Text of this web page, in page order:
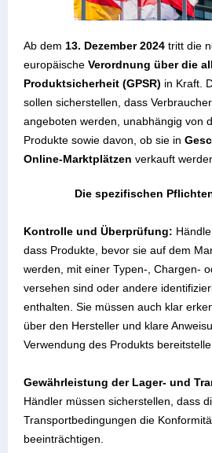
Ab dem 13. Dezember 2024 tritt die
europäische Verordnung über die
Produktsicherheit (GPSR) in Kraft.
sollen sicherstellen, dass
angeboten werden, unabhängig von
Produkte sowie davon, ob sie in
Online-Marktplätzen verkauft
Die spezifischen
Kontrolle und Überprüfung:
dass Produkte, bevor sie auf dem
werden, mit einer Typen-, Chargen-
versehen sind oder andere
enthalten. Sie müssen auch klar
über den Hersteller und klare
Verwendung des Produkts
Gewährleistung der Lager- und
Händler müssen sicherstellen, dass
Transportbedingungen die
beeinträchtigen.